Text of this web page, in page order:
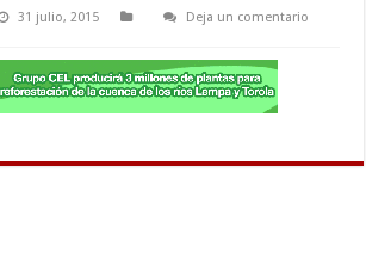
31 julio, 2015
Deja un comentario